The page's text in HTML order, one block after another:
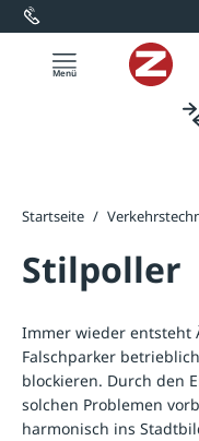
springen
Startseite /
Stilpoller
Immer wieder entsteht
Falschparker
blockieren. Durch den
solchen Problemen
harmonisch ins